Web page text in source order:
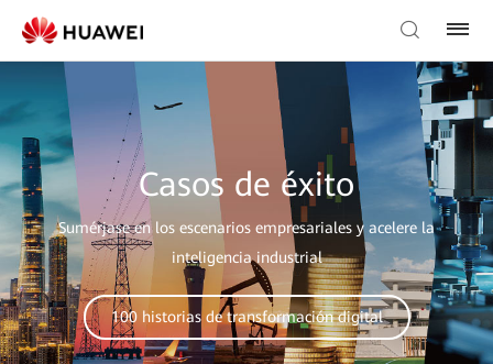
Casos de éxito
Sumérjase en los escenarios empresariales y acelere la
inteligencia industrial
100 historias de transformación digital